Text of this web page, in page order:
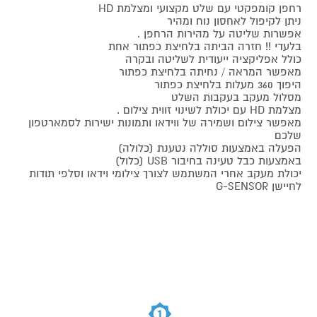
רחפן קומפקטי עם שלט מקצועי ומצלמת HD
ניתן לקיפול לאחסון נוח ומהיר
אפשרות שליטה על מהירות הרחפן .
בלעדי !! חזרה הביתה בלחיצת כפתור אחת
כולל אפליקציה ייעודית לשליטה ובקרה
מאפשר המראה / נחיתה בלחיצת כפתור
היפוך 360 מעלות בלחיצת כפתור
מסלול מעקב בעקבות השלט
מצלמת HD עם יכולת לשינוי זווית צילום .
מאפשר צילום ושמירה של ווידאו ותמונות ישירות לסמארטפון
שלכם
הפעלה באמצעות סוללה נטענת (כלולה)
באמצעות כבל טעינה בחיבור USB (כלול)
יכולת מעקב אחרי המשתמש לצורך צילומי וידאו וסלפי תודות
לחיישן G-SENSOR